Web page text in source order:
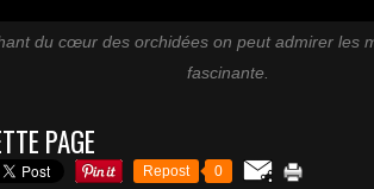
du cœur des orchidées on peut admirer les
fascinante.
PAGE
Repost 0